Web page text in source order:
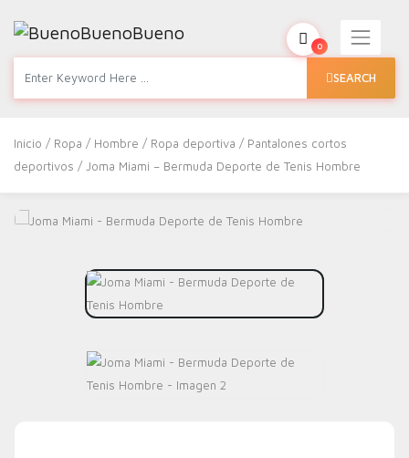
SEARCH
0
Inicio / Ropa / Hombre / Ropa deportiva / Pantalones cortos
deportivos / Joma Miami – Bermuda Deporte de Tenis Hombre